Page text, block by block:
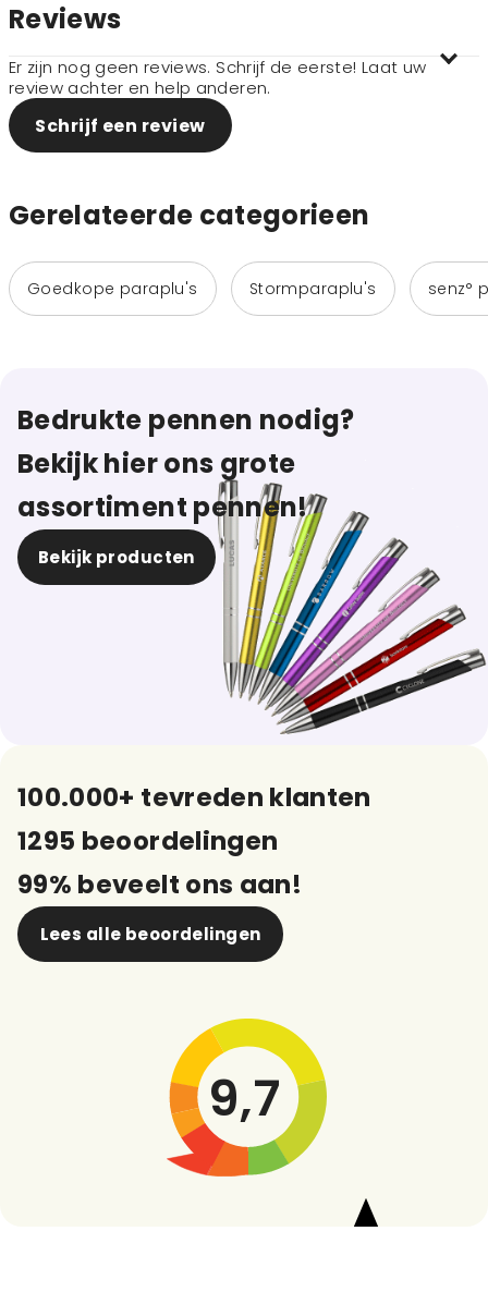
Reviews
Er zijn nog geen reviews. Schrijf de eerste! Laat uw
review achter en help anderen.
Schrijf een review
Gerelateerde categorieen
Goedkope paraplu's Stormparaplu's senz°
Bedrukte pennen nodig?
Bekijk hier ons grote
assortiment pennen!
Bekijk producten
100.000+ tevreden klanten
1295 beoordelingen
99% beveelt ons aan!
Lees alle beoordelingen
9,7